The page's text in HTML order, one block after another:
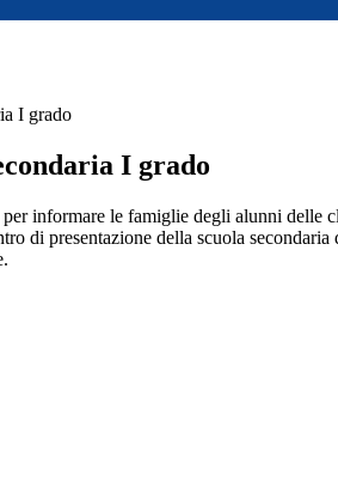
I grado
I grado
informare le famiglie degli alunni delle
di presentazione della scuola